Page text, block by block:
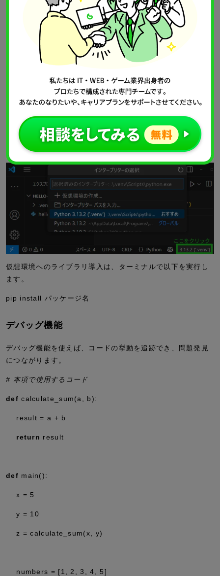
を検索します。
また、右下のステータスバーで環境を切り替えられます。
仮想環境へのライブラリ導入は、ターミナルで以下を実行し
ます。
pip install パッケージ名
デバッグ機能
デバッグ機能を使えば、コードの挙動を追跡でき、問題発見
につながります。
# 本項で使用するコード
def calculate_sum(a, b):
result= a + b
return result
def main():
x = 5
y = 10
z = calculate_sum(x, y)
numbers = [1 2 ,3 ,4 5]